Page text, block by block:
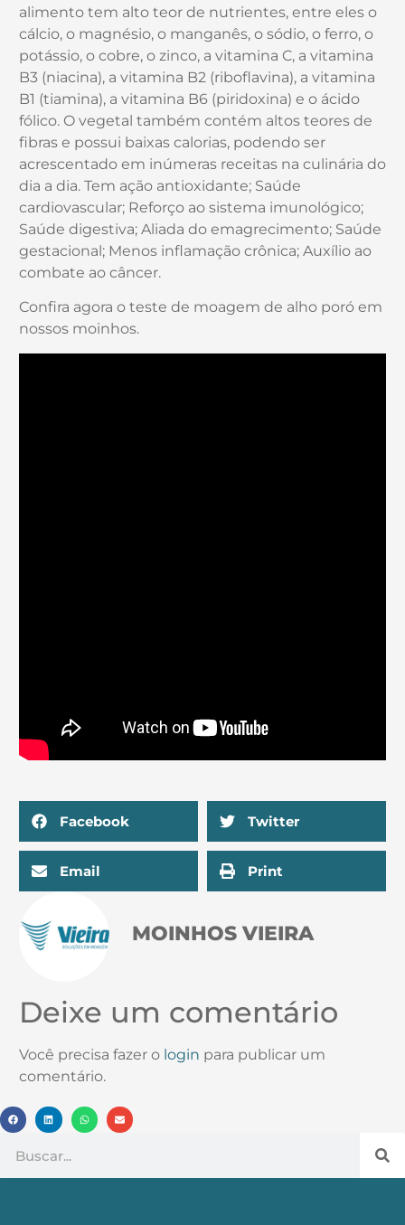
alimento tem alto teor de nutrientes, entre eles o
cálcio, o magnésio, o manganês, o sódio, o ferro, o
potássio, o cobre, o zinco, a vitamina C, a vitamina
B3 (niacina), a vitamina B2 (riboflavina), a vitamina
B1 (tiamina), a vitamina B6 (piridoxina) e o ácido
fólico. O vegetal também contém altos teores de
fibras e possui baixas calorias, podendo ser
acrescentado em inúmeras receitas na culinária do
dia a dia. Tem ação antioxidante; Saúde
cardiovascular; Reforço ao sistema imunológico;
Saúde digestiva; Aliada do emagrecimento; Saúde
gestacional; Menos inflamação crônica; Auxílio ao
combate ao câncer.
Confira agora o teste de moagem de alho poró em
nossos moinhos.
Facebook Twitter
Email Print
MOINHOS VIEIRA
Deixe um comentário
Você precisa fazer o login para publicar um
comentário.